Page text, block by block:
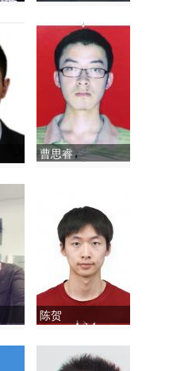
曹思睿
陈贺